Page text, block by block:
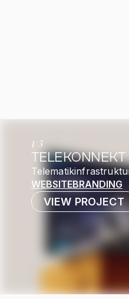
1 3
TELEKONNEKT
BRANDING
WEBSITE
VIEW PROJECT